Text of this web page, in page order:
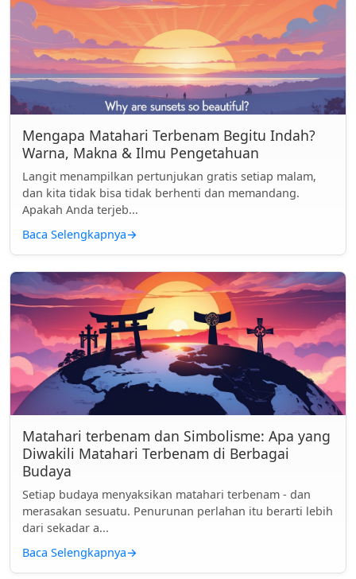
Mengapa Matahari Terbenam Begitu Indah?
Warna, Makna & Ilmu Pengetahuan
Langit menampilkan pertunjukan gratis setiap malam,
dan kita tidak bisa tidak berhenti dan memandang.
Apakah Anda terjeb...
Baca Selengkapnya→
Matahari terbenam dan Simbolisme: Apa yang
Diwakili Matahari Terbenam di Berbagai
Budaya
Setiap budaya menyaksikan matahari terbenam - dan
merasakan sesuatu. Penurunan perlahan itu berarti lebih
dari sekadar a...
Baca Selengkapnya→